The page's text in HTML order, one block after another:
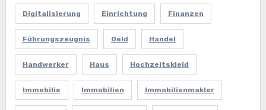
Digitalisierung Einrichtung Finanzen
Führungszeugnis Geld Handel
Handwerker Haus Hochzeitskleid
Immobilie Immobilien Immobilienmakler